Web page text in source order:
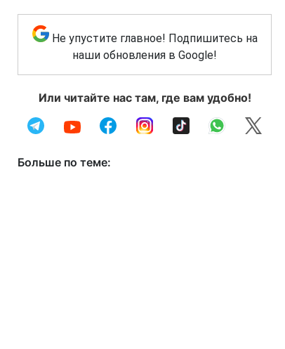
Не упустите главное! Подпишитесь на
наши обновления в Google!
Или читайте нас там, где вам удобно!
Больше по теме: